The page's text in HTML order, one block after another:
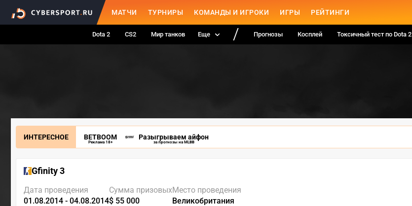
МАТЧИ ТУРНИРЫ КОМАНДЫ И ИГРОКИ ИГРЫ РЕЙТИНГИ
Dota 2 CS2 Мир танков Еще Прогнозы Косплей Токсичный тест по Dota 2
ИНТЕРЕСНОЕ BETBOOM
Реклама 18+
Разыгрываем айфон
за прогнозы на MLBB
Gfinity 3
Дата проведения
01.08.2014 - 04.08.2014
Сумма призовых
$ 55 000
Место проведения
Великобритания